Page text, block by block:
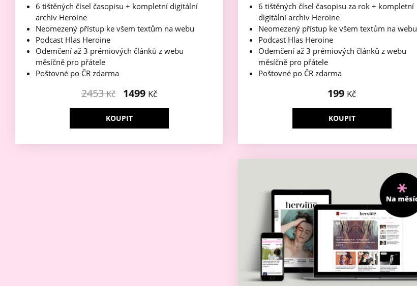
6 tištěných čísel časopisu + kompletní digitální
archiv Heroine
Neomezený přístup ke všem textům na webu
Podcast Hlas Heroine
Odemčení až 3 prémiových článků z webu
měsíčně pro přátele
Poštovné po ČR zdarma
2453Kč 1499 Kč
KOUPIT
6 tištěných čísel časopisu za rok + kompletní
digitální archiv Heroine
Neomezený přístup ke všem textům na webu
Podcast Hlas Heroine
Odemčení až 3 prémiových článků z webu
měsíčně pro přátele
Poštovné po ČR zdarma
199 Kč
KOUPIT